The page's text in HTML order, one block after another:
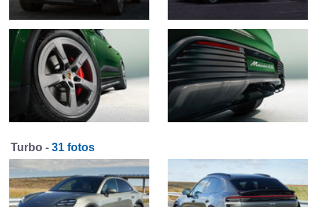
Turbo - 31 fotos